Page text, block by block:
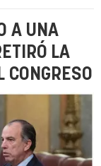
A UNA
LA
CONGRESO